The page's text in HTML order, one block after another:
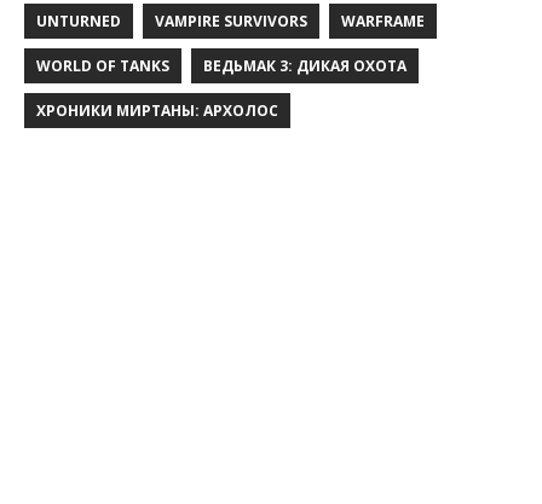
UNTURNED VAMPIRE SURVIVORS WARFRAME
WORLD OF TANKS ВЕДЬМАК 3: ДИКАЯ ОХОТА
ХРОНИКИ МИРТАНЫ: АРХОЛОС